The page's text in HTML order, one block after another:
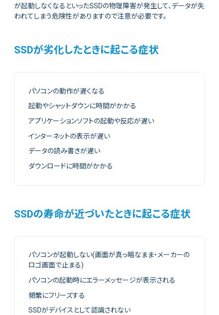
が起動しなくなるといったSSDの物理障害が発生して、データが失
われてしまう危険性がありますので注意が必要です。
SSDが劣化したときに起こる症状
パソコンの動作が遅くなる
起動やシャットダウンに時間がかかる
アプリケーションソフトの起動や反応が遅い
インターネットの表示が遅い
データの読み書きが遅い
ダウンロードに時間がかかる
SSDの寿命が近づいたときに起こる症状
パソコンが起動しない(画面が真っ暗なまま・メーカーの
ロゴ画面で止まる)
パソコンの起動時にエラーメッセージが表示される
頻繁にフリーズする
SSDがデバイスとして認識されない